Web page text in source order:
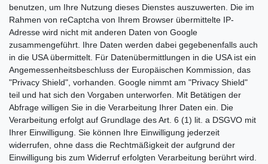
benutzen, um Ihre Nutzung dieses Dienstes auszuwerten. Die im
Rahmen von reCaptcha von Ihrem Browser übermittelte IP-
Adresse wird nicht mit anderen Daten von Google
zusammengeführt. Ihre Daten werden dabei gegebenenfalls auch
in die USA übermittelt. Für Datenübermittlungen in die USA ist ein
Angemessenheitsbeschluss der Europäischen Kommission, das
"Privacy Shield", vorhanden. Google nimmt am "Privacy Shield"
teil und hat sich den Vorgaben unterworfen. Mit Betätigen der
Abfrage willigen Sie in die Verarbeitung Ihrer Daten ein. Die
Verarbeitung erfolgt auf Grundlage des Art. 6 (1) lit. a DSGVO mit
Ihrer Einwilligung. Sie können Ihre Einwilligung jederzeit
widerrufen, ohne dass die Rechtmäßigkeit der aufgrund der
Einwilligung bis zum Widerruf erfolgten Verarbeitung berührt wird.